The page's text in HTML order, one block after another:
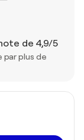
de 4,9/5
par plus de